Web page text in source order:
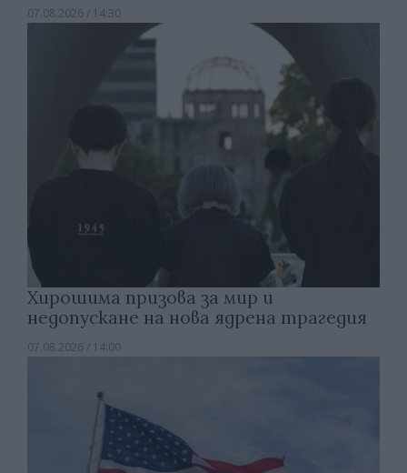
07.08.2026 / 14:30
Хирошима призова за мир и
недопускане на нова ядрена трагедия
07.08.2026 / 14:00